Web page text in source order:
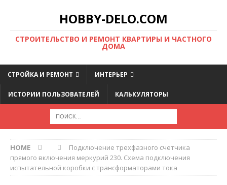
HOBBY-DELO.COM
CТРОИТЕЛЬСТВО И РЕМОНТ КВАРТИРЫ И ЧАСТНОГО
ДОМА
СТРОЙКА И РЕМОНТ ИНТЕРЬЕР
ИСТОРИИ ПОЛЬЗОВАТЕЛЕЙ КАЛЬКУЛЯТОРЫ
HOME
Подключение трехфазного счетчика
прямого включения меркурий 230. Схема подключения
испытательной коробки с трансформаторами тока